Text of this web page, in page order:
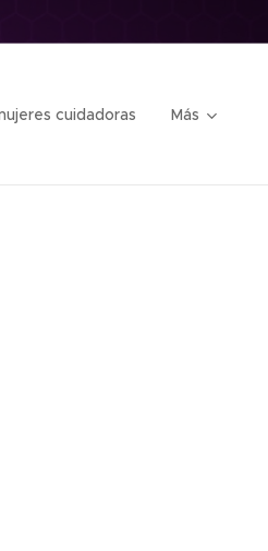
cuidadoras Más